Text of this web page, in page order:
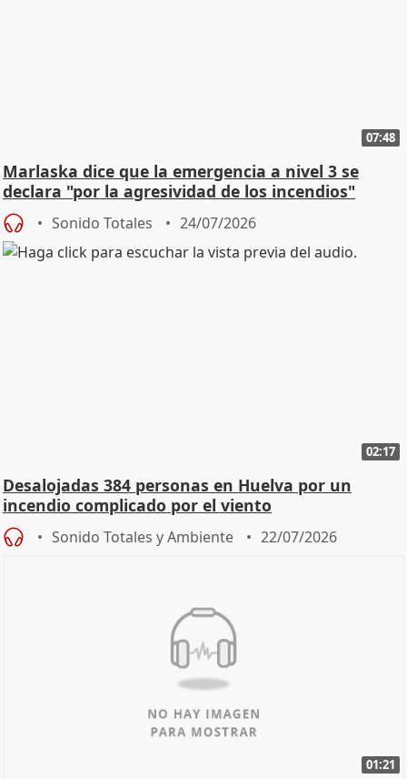
07:48
Marlaska dice que la emergencia a nivel 3 se
declara "por la agresividad de los incendios"
Sonido Totales 24/07/2026
02:17
Desalojadas 384 personas en Huelva por un
incendio complicado por el viento
Sonido Totales y Ambiente 22/07/2026
01:21